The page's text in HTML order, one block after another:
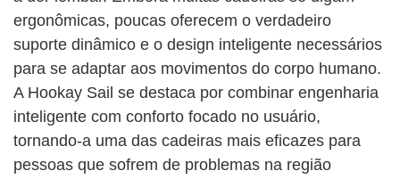
ergonômicas, poucas oferecem o verdadeiro
suporte dinâmico e o design inteligente necessários
para se adaptar aos movimentos do corpo humano.
A Hookay Sail se destaca por combinar engenharia
inteligente com conforto focado no usuário,
tornando-a uma das cadeiras mais eficazes para
pessoas que sofrem de problemas na região